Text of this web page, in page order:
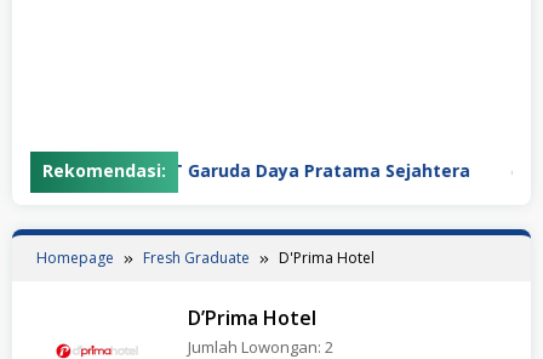
Rekomendasi:PT Garuda Daya Pratama Sejahtera
Homepage Fresh Graduate D'Prima Hotel
D’Prima Hotel
Jumlah Lowongan: 2